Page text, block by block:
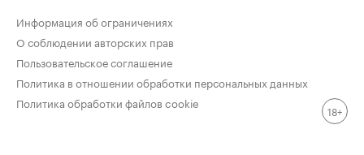
Информация об ограничениях
О соблюдении авторских прав
Пользовательское соглашение
Политика в отношении обработки персональных данных
Политика обработки файлов cookie
18+